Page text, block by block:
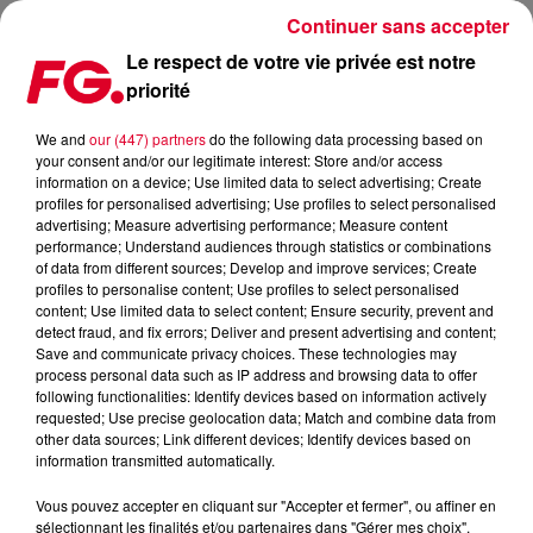
ALAN WALKER : SON REMIX DE COLDPLAY
Publié : 13 juillet 2016 à 8h30 par La rédaction
Le respect de votre vie privée est notre
priorité
We and our (447) partnersdo the following data processing based on
your consent and/or our legitimate interest: Store and/or access
information on a device; Use limited data to select advertising; Create
profiles for personalised advertising; Use profiles to select personalised
advertising; Measure advertising performance; Measure content
performance; Understand audiences through statistics or combinations
of data from different sources; Develop and improve services; Create
profiles to personalise content; Use profiles to select personalised
content; Use limited data to select content; Ensure security, prevent and
detect fraud, and fix errors; Deliver and present advertising and content;
Save and communicate privacy choices. These technologies may
process personal data such as IP address and browsing data to offer
following functionalities: Identify devices based on information actively
requested; Use precise geolocation data; Match and combine data from
other data sources; Link different devices; Identify devices based on
information transmitted automatically.
Vous pouvez accepter en cliquant sur "Accepter et fermer", ou affiner en
sélectionnant les finalités et/ou partenaires dans "Gérer mes choix".
Continuer sans accepter